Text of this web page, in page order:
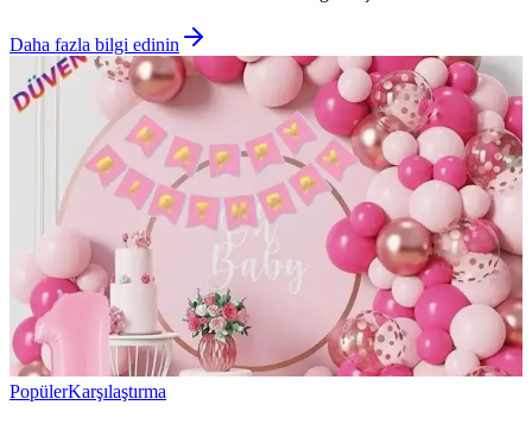
Daha fazla bilgi edinin
PopülerKarşılaştırma